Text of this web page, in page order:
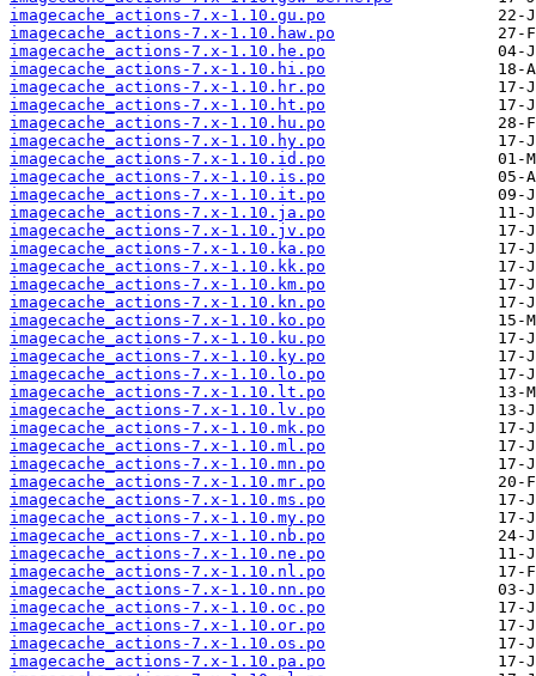
imagecache_actions-7.x-1.10.gu.po
imagecache_actions-7.x-1.10.haw.po
imagecache_actions-7.x-1.10.he.po
imagecache_actions-7.x-1.10.hi.po
imagecache_actions-7.x-1.10.hr.po
imagecache_actions-7.x-1.10.ht.po
imagecache_actions-7.x-1.10.hu.po
imagecache_actions-7.x-1.10.hy.po
imagecache_actions-7.x-1.10.id.po
imagecache_actions-7.x-1.10.is.po
imagecache_actions-7.x-1.10.it.po
imagecache_actions-7.x-1.10.ja.po
imagecache_actions-7.x-1.10.jv.po
imagecache_actions-7.x-1.10.ka.po
imagecache_actions-7.x-1.10.kk.po
imagecache_actions-7.x-1.10.km.po
imagecache_actions-7.x-1.10.kn.po
imagecache_actions-7.x-1.10.ko.po
imagecache_actions-7.x-1.10.ku.po
imagecache_actions-7.x-1.10.ky.po
imagecache_actions-7.x-1.10.lo.po
imagecache_actions-7.x-1.10.lt.po
imagecache_actions-7.x-1.10.lv.po
imagecache_actions-7.x-1.10.mk.po
imagecache_actions-7.x-1.10.ml.po
imagecache_actions-7.x-1.10.mn.po
imagecache_actions-7.x-1.10.mr.po
imagecache_actions-7.x-1.10.ms.po
imagecache_actions-7.x-1.10.my.po
imagecache_actions-7.x-1.10.nb.po
imagecache_actions-7.x-1.10.ne.po
imagecache_actions-7.x-1.10.nl.po
imagecache_actions-7.x-1.10.nn.po
imagecache_actions-7.x-1.10.oc.po
imagecache_actions-7.x-1.10.or.po
imagecache_actions-7.x-1.10.os.po
imagecache_actions-7.x-1.10.pa.po